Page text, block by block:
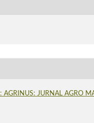
AGRINUS: JURNAL AGRO